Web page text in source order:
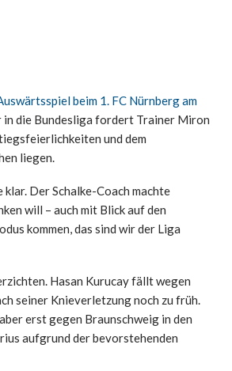
beim 1. FC Nürnberg am
die Bundesliga fordert Trainer Miron
und dem
liegen.
Der Schalke-Coach machte
will – auch mit Blick auf den
kommen, das sind wir der Liga
Hasan Kurucay fällt wegen
seiner Knieverletzung noch zu früh.
erst gegen Braunschweig in den
aufgrund der bevorstehenden